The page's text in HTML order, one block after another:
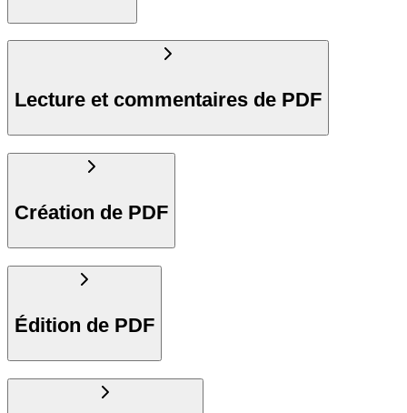
Lecture et commentaires de PDF
Création de PDF
Édition de PDF